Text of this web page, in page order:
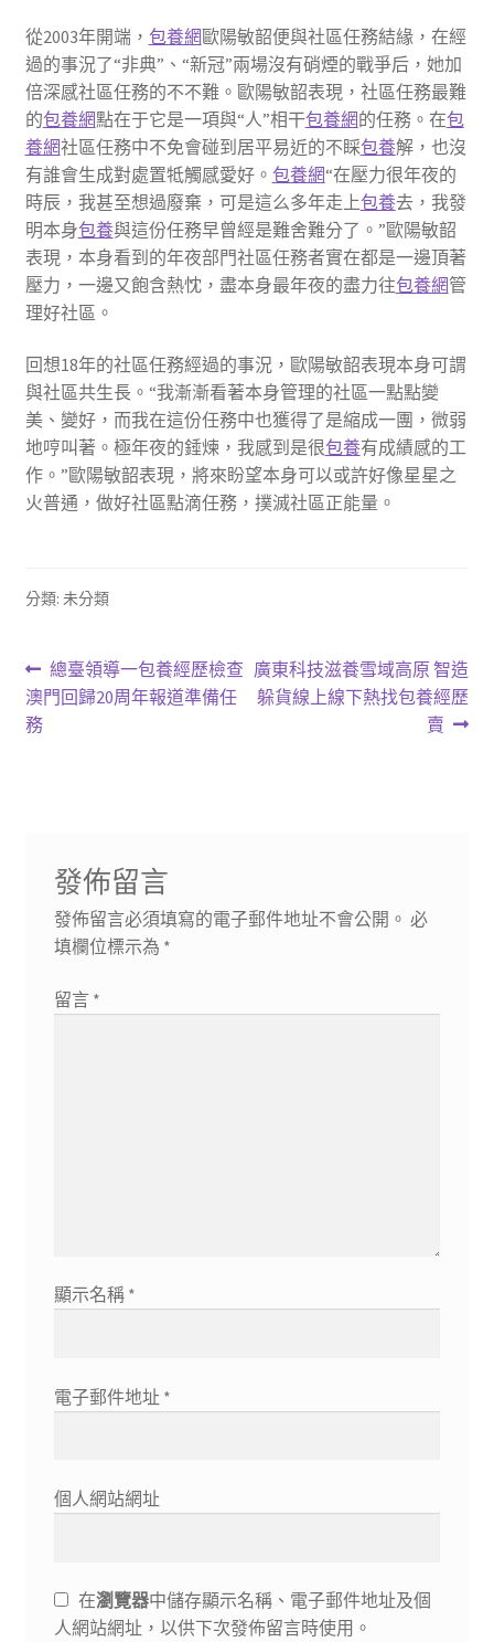
從2003年開端， 包養網歐陽敏韶便與社區任務結緣，在經
過的事況了“非典”、“新冠”兩場沒有硝煙的戰爭后，她加
倍深感社區任務的不不難。歐陽敏韶表現，社區任務最難
的包養網點在于它是一項與“人”相干包養網的任務。在包
養網社區任務中不免會碰到居平易近的不睬包養解，也沒
有誰會生成對處置牴觸感愛好。 包養網“在壓力很年夜的
時辰，我甚至想過廢棄，可是這么多年走上包養去，我發
明本身包養與這份任務早曾經是難舍難分了。”歐陽敏韶
表現，本身看到的年夜部門社區任務者實在都是一邊頂著
壓力，一邊又飽含熱忱，盡本身最年夜的盡力往包養網管
理好社區。
回想18年的社區任務經過的事況，歐陽敏韶表現本身可謂
與社區共生長。“我漸漸看著本身管理的社區一點點變
美、變好，而我在這份任務中也獲得了是縮成一團，微弱
地哼叫著。極年夜的錘煉，我感到是很包養有成績感的工
作。”歐陽敏韶表現，將來盼望本身可以或許好像星星之
火普通，做好社區點滴任務，撲滅社區正能量。
分類: 未分類
文
章
上
一
總臺領導一包養經歷檢查
澳門回歸20周年報道準備任
務
下
一
廣東科技滋養雪域高原 智造
躲貨線上線下熱找包養經歷
賣
發佈留言
發佈留言必須填寫的電子郵件地址不會公開。 必
填欄位標示為 *
留言 *
顯示名稱 *
電子郵件地址 *
個人網站網址
在瀏覽器中儲存顯示名稱、電子郵件地址及個
人網站網址，以供下次發佈留言時使用。